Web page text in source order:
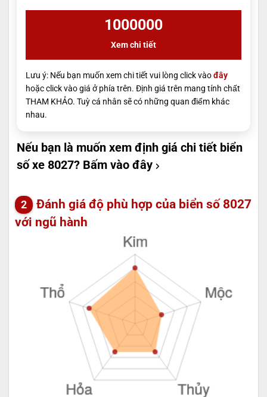
1000000
Xem chi tiết
Lưu ý: Nếu bạn muốn xem chi tiết vui lòng click vàođây
hoặc click vào giá ở phía trên. Định giá trên mang tính chất
THAM KHẢO. Tuỳ cá nhân sẽ có những quan điểm khác
nhau.
Nếu bạn là muốn xem định giá chi tiết biển
số xe 8027? Bấm vào đây
Đánh giá độ phù hợp của biển số 8027
với ngũ hành